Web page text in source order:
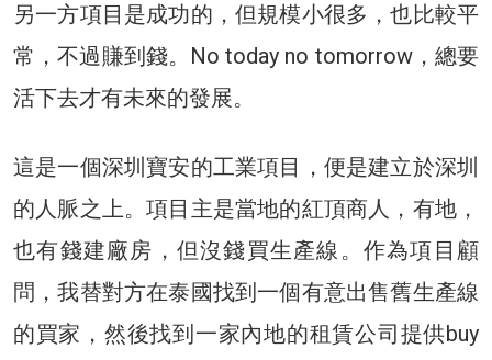
另一方項目是成功的，但規模小很多，也比較平
常，不過賺到錢。No today no tomorrow，總要
活下去才有未來的發展。
這是一個深圳寶安的工業項目，便是建立於深圳
的人脈之上。項目主是當地的紅頂商人，有地，
也有錢建廠房，但沒錢買生產線。作為項目顧
問，我替對方在泰國找到一個有意出售舊生產線
的買家，然後找到一家內地的租賃公司提供buy